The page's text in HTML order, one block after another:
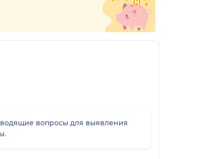
вопросы для выявления